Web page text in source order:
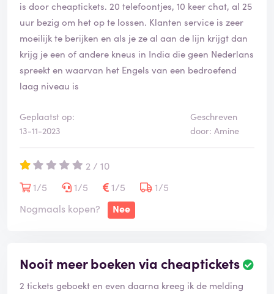
is door cheaptickets. 20 telefoontjes, 10 keer chat, al 25
uur bezig om het op te lossen. Klanten service is zeer
moeilijk te berijken en als je ze al aan de lijn krijgt dan
krijg je een of andere kneus in India die geen Nederlans
spreekt en waarvan het Engels van een bedroefend
laag niveau is
Geplaatst op:
13-11-2023
Geschreven
door: Amine
2 / 10
1/5
1/5 1/5
1/5
Nogmaals kopen?
Nee
Nooit meer boeken via cheaptickets
2 tickets geboekt en even daarna kreeg ik de melding